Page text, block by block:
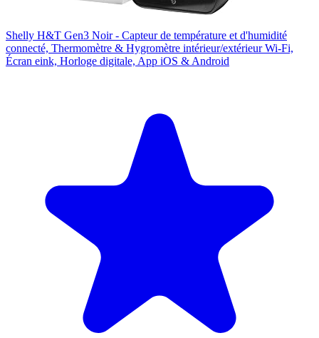
Shelly H&T Gen3 Noir - Capteur de température et d'humidité
connecté, Thermomètre & Hygromètre intérieur/extérieur Wi-Fi,
Écran eink, Horloge digitale, App iOS & Android